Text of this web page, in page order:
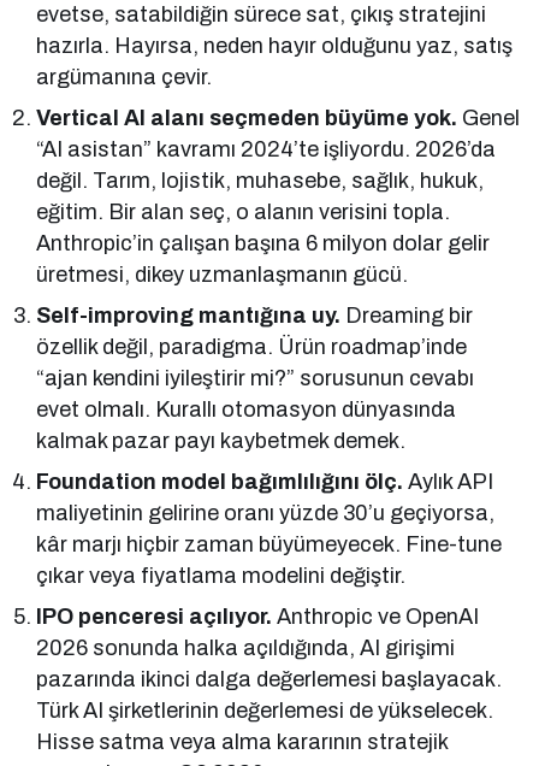
evetse, satabildiğin sürece sat, çıkış stratejini
hazırla. Hayırsa, neden hayır olduğunu yaz, satış
argümanına çevir.
Vertical AI alanı seçmeden büyüme yok. Genel
“AI asistan” kavramı 2024’te işliyordu. 2026’da
değil. Tarım, lojistik, muhasebe, sağlık, hukuk,
eğitim. Bir alan seç, o alanın verisini topla.
Anthropic’in çalışan başına 6 milyon dolar gelir
üretmesi, dikey uzmanlaşmanın gücü.
Self-improving mantığına uy. Dreaming bir
özellik değil, paradigma. Ürün roadmap’inde
“ajan kendini iyileştirir mi?” sorusunun cevabı
evet olmalı. Kurallı otomasyon dünyasında
kalmak pazar payı kaybetmek demek.
Foundation model bağımlılığını ölç. Aylık API
maliyetinin gelirine oranı yüzde 30’u geçiyorsa,
kâr marjı hiçbir zaman büyümeyecek. Fine-tune
çıkar veya fiyatlama modelini değiştir.
IPO penceresi açılıyor. Anthropic ve OpenAI
2026 sonunda halka açıldığında, AI girişimi
pazarında ikinci dalga değerlemesi başlayacak.
Türk AI şirketlerinin değerlemesi de yükselecek.
Hisse satma veya alma kararının stratejik